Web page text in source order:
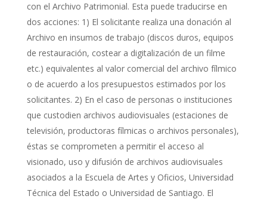
con el Archivo Patrimonial. Esta puede traducirse en
dos acciones: 1) El solicitante realiza una donación al
Archivo en insumos de trabajo (discos duros, equipos
de restauración, costear a digitalización de un filme
etc.) equivalentes al valor comercial del archivo fílmico
o de acuerdo a los presupuestos estimados por los
solicitantes. 2) En el caso de personas o instituciones
que custodien archivos audiovisuales (estaciones de
televisión, productoras fílmicas o archivos personales),
éstas se comprometen a permitir el acceso al
visionado, uso y difusión de archivos audiovisuales
asociados a la Escuela de Artes y Oficios, Universidad
Técnica del Estado o Universidad de Santiago. El